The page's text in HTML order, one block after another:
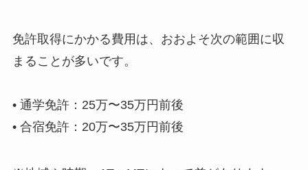
免許取得にかかる費用は、おおよそ次の範囲に収
まることが多いです。
• 通学免許：25万〜35万円前後
• 合宿免許：20万〜35万円前後